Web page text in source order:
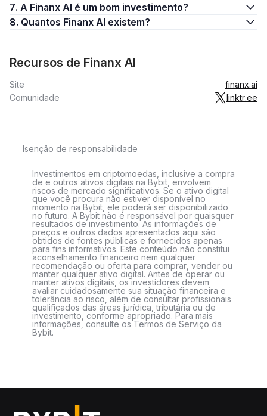
7. A Finanx AI é um bom investimento?
8. Quantos Finanx AI existem?
Recursos de Finanx AI
Site
finanx.ai
Comunidade
linktr.ee
Isenção de responsabilidade
Investimentos em criptomoedas, inclusive a compra
de e outros ativos digitais na Bybit, envolvem
riscos de mercado significativos. Se o ativo digital
que você procura não estiver disponível no
momento na Bybit, ele poderá ser disponibilizado
no futuro. A Bybit não é responsável por quaisquer
resultados de investimento. As informações de
preços e outros dados apresentados aqui são
obtidos de fontes públicas e fornecidos apenas
para fins informativos. Este conteúdo não constitui
aconselhamento financeiro nem qualquer
recomendação ou oferta para comprar, vender ou
manter qualquer ativo digital. Antes de operar ou
manter ativos digitais, os investidores devem
avaliar cuidadosamente sua situação financeira e
tolerância ao risco, além de consultar profissionais
qualificados das áreas jurídica, tributária ou de
investimento, conforme apropriado. Para mais
informações, consulte os Termos de Serviço da
Bybit.